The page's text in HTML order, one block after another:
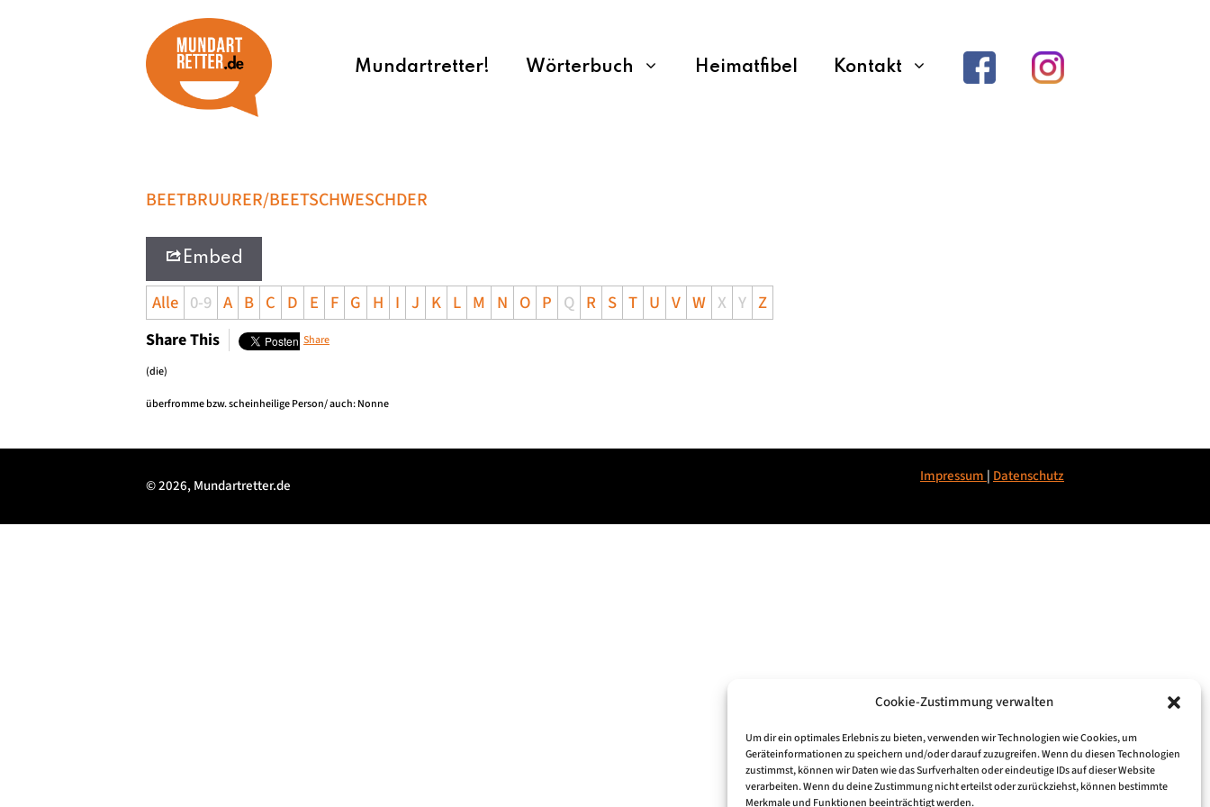
Cookie-Zustimmung verwalten
Um dir ein optimales Erlebnis zu bieten, verwenden wir Technologien wie Cookies, um
Geräteinformationen zu speichern und/oder darauf zuzugreifen. Wenn du diesen Technologien
zustimmst, können wir Daten wie das Surfverhalten oder eindeutige IDs auf dieser Website
verarbeiten. Wenn du deine Zustimmung nicht erteilst oder zurückziehst, können bestimmte
Merkmale und Funktionen beeinträchtigt werden.
Mundartretter! Wörterbuch Heimatfibel Kontakt
BEETBRUURER/BEETSCHWESCHDER
Embed
Alle 0-9 A B C D E F G H I J K L M N O P Q R S T U V W X Y Z
Share This Share
(die)
überfromme bzw. scheinheilige Person/ auch: Nonne
Impressum | Datenschutz
© 2026, Mundartretter.de